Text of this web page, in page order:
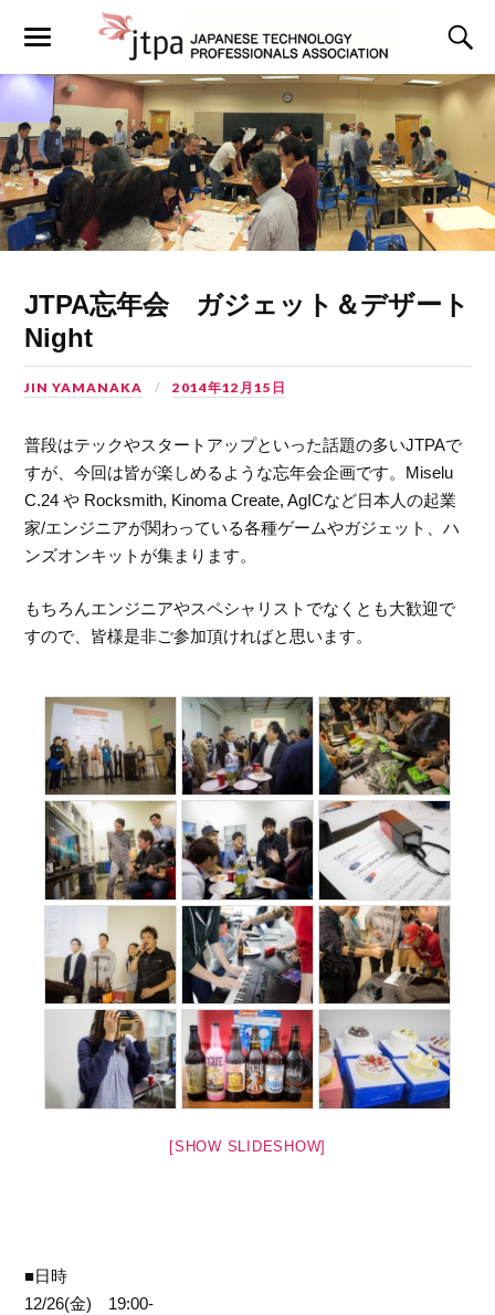
JTPA忘年会 ガジェット＆デザート
Night
JIN YAMANAKA 2014年12月15日
普段はテックやスタートアップといった話題の多いJTPAで
すが、今回は皆が楽しめるような忘年会企画です。Miselu
C.24 や Rocksmith, Kinoma Create, AgICなど日本人の起業
家/エンジニアが関わっている各種ゲームやガジェット、ハ
ンズオンキットが集まります。
もちろんエンジニアやスペシャリストでなくとも大歓迎で
すので、皆様是非ご参加頂ければと思います。
[SHOW SLIDESHOW]
■日時
12/26(金) 19:00-